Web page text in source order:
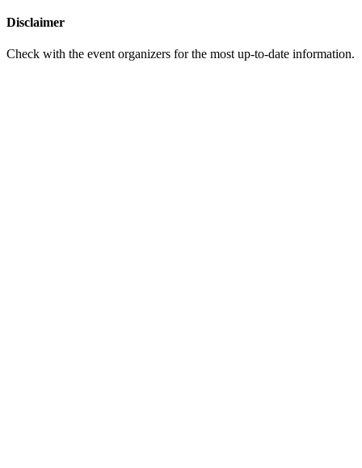
Disclaimer
Check with the event organizers for the most up-to-date information.